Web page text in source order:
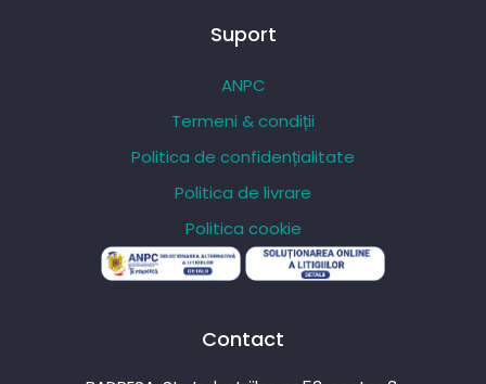
Suport
ANPC
Termeni & condiții
Politica de confidențialitate
Politica de livrare
Politica cookie
Contact